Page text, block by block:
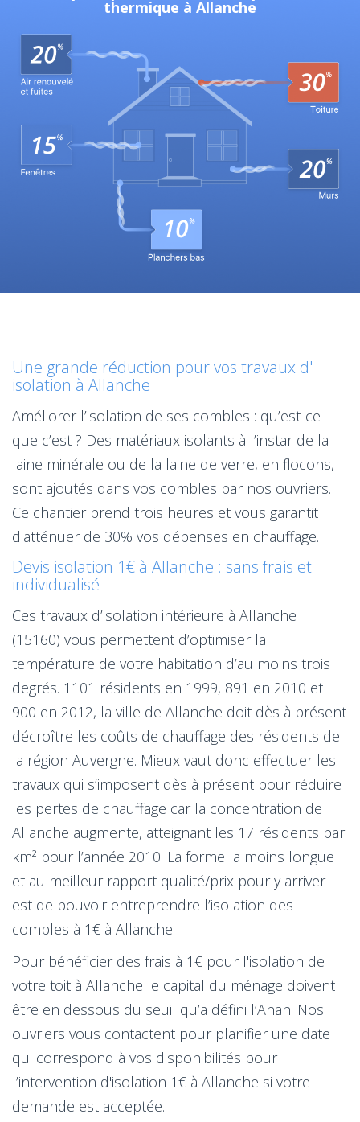
thermique à Allanche
Une grande réduction pour vos travaux d'
isolation à Allanche
Améliorer l’isolation de ses combles : qu’est-ce
que c’est ? Des matériaux isolants à l’instar de la
laine minérale ou de la laine de verre, en flocons,
sont ajoutés dans vos combles par nos ouvriers.
Ce chantier prend trois heures et vous garantit
d'atténuer de 30% vos dépenses en chauffage.
Devis isolation 1€ à Allanche : sans frais et
individualisé
Ces travaux d’isolation intérieure à Allanche
(15160) vous permettent d’optimiser la
température de votre habitation d’au moins trois
degrés. 1101 résidents en 1999, 891 en 2010 et
900 en 2012, la ville de Allanche doit dès à présent
décroître les coûts de chauffage des résidents de
la région Auvergne. Mieux vaut donc effectuer les
travaux qui s’imposent dès à présent pour réduire
les pertes de chauffage car la concentration de
Allanche augmente, atteignant les 17 résidents par
km² pour l’année 2010. La forme la moins longue
et au meilleur rapport qualité/prix pour y arriver
est de pouvoir entreprendre l’isolation des
combles à 1€ à Allanche.
Pour bénéficier des frais à 1€ pour l'isolation de
votre toit à Allanche le capital du ménage doivent
être en dessous du seuil qu’a défini l’Anah. Nos
ouvriers vous contactent pour planifier une date
qui correspond à vos disponibilités pour
l’intervention d'isolation 1€ à Allanche si votre
demande est acceptée.